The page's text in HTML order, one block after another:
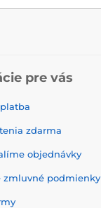
pre vás
zdarma
objednávky
zmluvné podmienky